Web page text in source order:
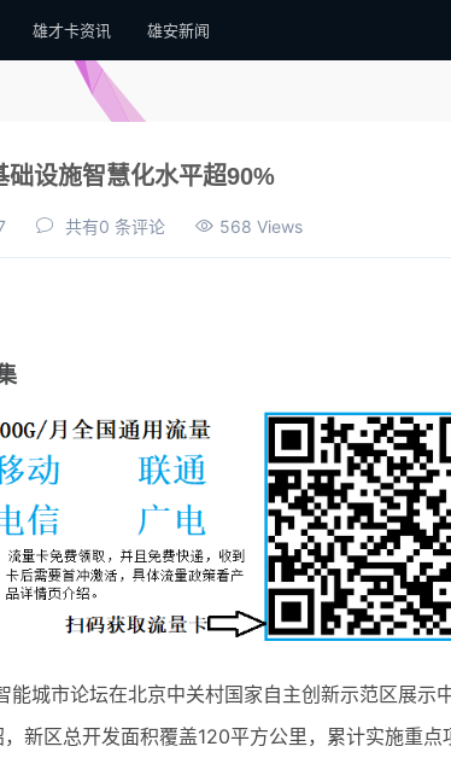
雄才卡资讯 雄安新闻
础设施智慧化水平超90%
共有0 条评论 568 Views
城市论坛在北京中关村国家自主创新示范区展示
新区总开发面积覆盖120平方公里，累计实施重点